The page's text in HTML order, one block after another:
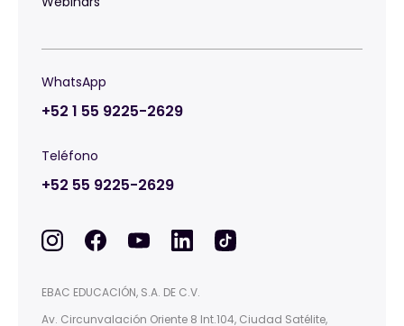
WhatsApp
+52 1 55 9225-2629
Teléfono
+52 55 9225-2629
EBAC EDUCACIÓN, S.A. DE C.V.
Av. Circunvalación Oriente 8 Int.104, Ciudad Satélite,